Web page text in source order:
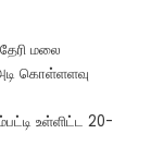
மலை
கொள்ளளவு
உள்ளிட்ட 20-